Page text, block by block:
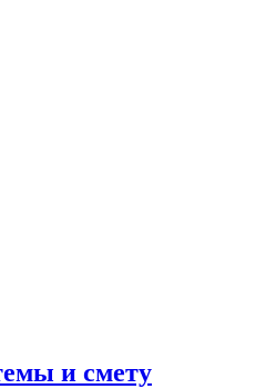
и смету